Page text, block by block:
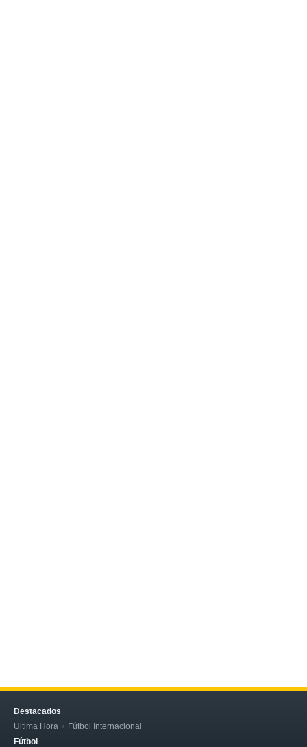
Destacados
Última Hora
Fútbol Internacional
Fútbol